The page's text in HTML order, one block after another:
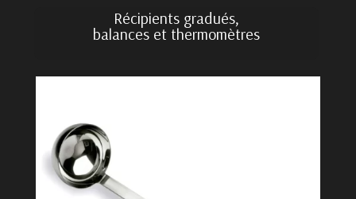
Récipients gradués,
balances et thermomètres